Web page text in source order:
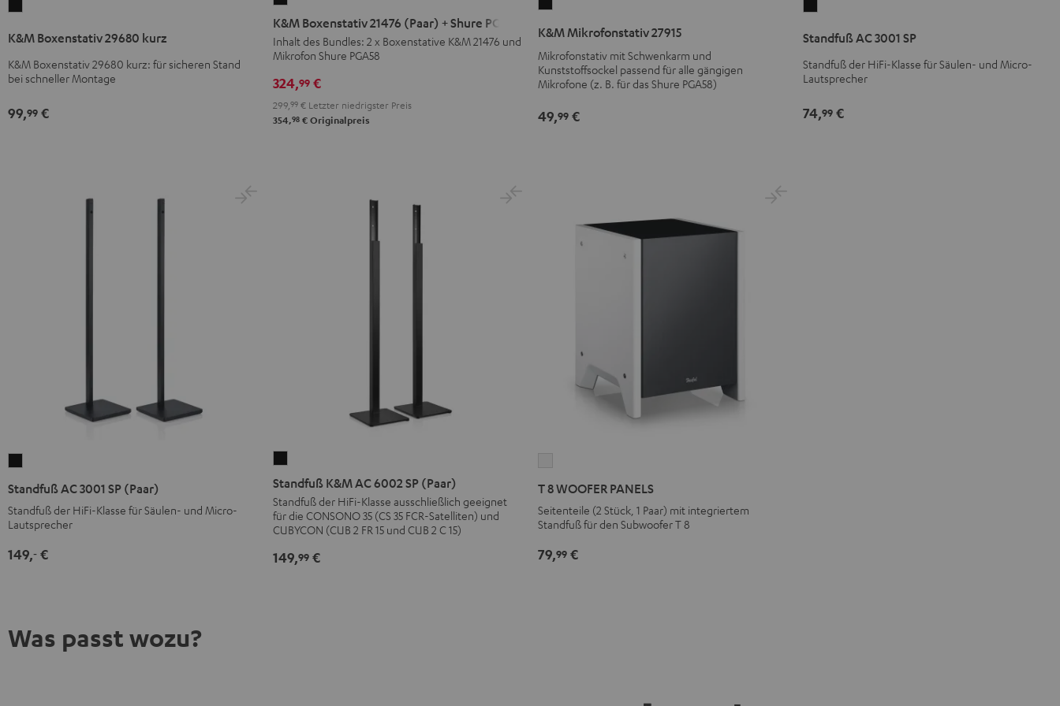
29680
kurz
Schwarz
K&M Boxenstativ 29680 kurz
K&M Boxenstativ 29680 kurz: für sicheren Stand
bei schneller Montage
99,99 €
Boxenstativ
21476
(Paar)
Shure
PGA58
K&M Boxenstativ 21476 (Paar) + Shure PGA58
Inhalt des Bundles: 2 x Boxenstative K&M 21476 und
Mikrofon Shure PGA58
324,99 €
299, 99 € Letzter niedrigster Preis
354,98 € Originalpreis
27915
Schwarz
K&M Mikrofonstativ 27915
Mikrofonstativ mit Schwenkarm und
Kunststoffsockel passend für alle gängigen
Mikrofone (z. B. für das Shure PGA58)
49,99 €
3001
SP
Schwarz
Standfuß AC 3001 SP
Standfuß der HiFi-Klasse für Säulen- und Micro-
Lautsprecher
74,99 €
SP
Schwarz
Standfuß AC 3001 SP (Paar)
Standfuß der HiFi-Klasse für Säulen- und Micro-
Lautsprecher
149,‐ €
K&M
AC
6002
SP
(Paar)
Standfuß K&M AC 6002 SP (Paar)
Standfuß der HiFi-Klasse ausschließlich geeignet
für die CONSONO 35 (CS 35 FCR-Satelliten) und
CUBYCON (CUB 2 FR 15 und CUB 2 C 15)
149,99 €
PANELS
T 8 WOOFER PANELS
Seitenteile (2 Stück, 1 Paar) mit integriertem
Standfuß für den Subwoofer T 8
79,99 €
Was passt wozu?